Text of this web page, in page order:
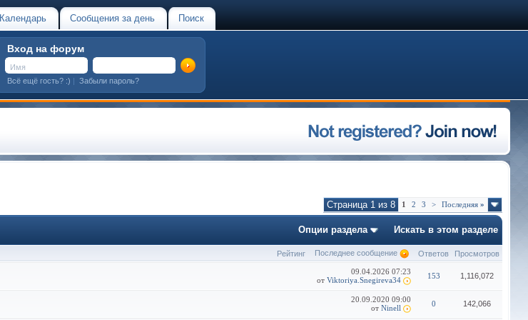
Календарь Сообщения за день Поиск
Вход на форум
Всё ещё гость? :) | Забыли пароль?
Страница 1 из 8 1 2 3 > Последняя »
Опции раздела Искать в этом разделе
Рейтинг Последнее сообщение Ответов Просмотров
09.04.2026 07:23
от Viktoriya.Snegireva34 153 1,116,072
20.09.2020 09:00
от Ninell 0 142,066